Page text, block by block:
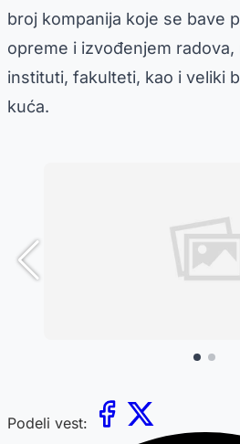
broj kompanija koje se bave
opreme i izvođenjem
instituti, fakulteti, kao i veliki
kuća.
Podeli vest: